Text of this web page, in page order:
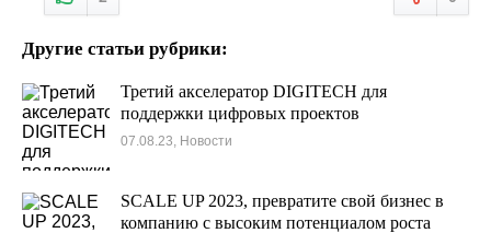
Другие статьи рубрики:
Третий акселератор DIGITECH для
поддержки цифровых проектов
07.08.23, Новости
SCALE UP 2023, превратите свой бизнес в
компанию с высоким потенциалом роста